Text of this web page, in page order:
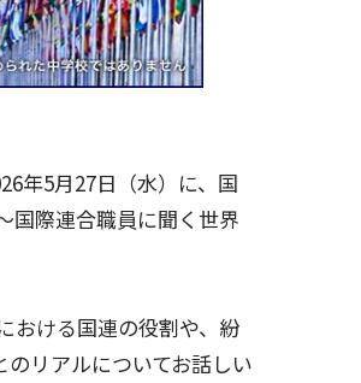
年5月27日（水）に、国
国際連合職員に聞く世界
おける国連の役割や、紛
リアルについてお話しい